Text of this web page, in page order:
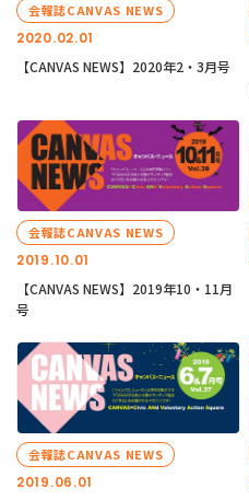
2020.02.01
会報誌CANVAS NEWS
【CANVAS NEWS】2020年2・3月号
2019.10.01
会報誌CANVAS NEWS
【CANVAS NEWS】2019年10・11月
号
2019.06.01
会報誌CANVAS NEWS